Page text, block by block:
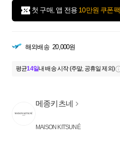
첫 구매, 앱 전용 10만원 쿠폰팩
해외배송 20,000원
평균14일내 배송 시작 (주말, 공휴일 제외)
메종키츠네
MAISON KITSUNÉ